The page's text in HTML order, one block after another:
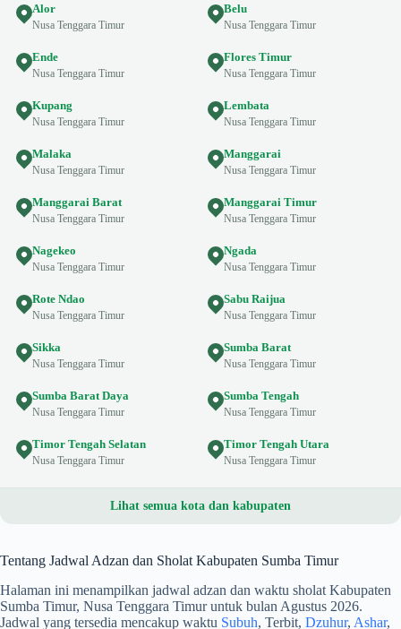
Alor
Nusa Tenggara Timur
Belu
Nusa Tenggara Timur
Ende
Nusa Tenggara Timur
Flores Timur
Nusa Tenggara Timur
Kupang
Nusa Tenggara Timur
Lembata
Nusa Tenggara Timur
Malaka
Nusa Tenggara Timur
Manggarai
Nusa Tenggara Timur
Manggarai Barat
Nusa Tenggara Timur
Manggarai Timur
Nusa Tenggara Timur
Nagekeo
Nusa Tenggara Timur
Ngada
Nusa Tenggara Timur
Rote Ndao
Nusa Tenggara Timur
Sabu Raijua
Nusa Tenggara Timur
Sikka
Nusa Tenggara Timur
Sumba Barat
Nusa Tenggara Timur
Sumba Barat Daya
Nusa Tenggara Timur
Sumba Tengah
Nusa Tenggara Timur
Timor Tengah Selatan
Nusa Tenggara Timur
Timor Tengah Utara
Nusa Tenggara Timur
Lihat semua kota dan kabupaten
Tentang Jadwal Adzan dan Sholat Kabupaten Sumba Timur
Halaman ini menampilkan jadwal adzan dan waktu sholat Kabupaten
Sumba Timur, Nusa Tenggara Timur untuk bulan Agustus 2026.
Jadwal yang tersedia mencakup waktu Subuh, Terbit, Dzuhur, Ashar,